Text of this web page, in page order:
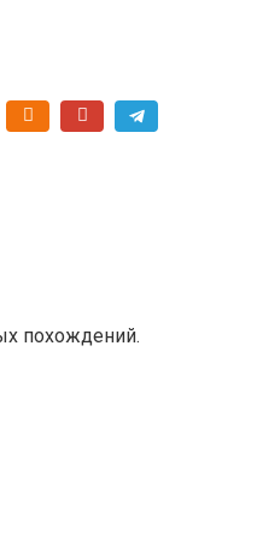
похождений.